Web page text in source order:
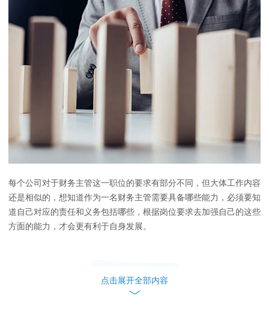
每个公司对于财务主管这一职位的要求有部分不同，但大体工作内容
还是相似的，想知道作为一名财务主管需要具备哪些能力，必须要知
道自己对应的责任和义务包括哪些，根据岗位要求去加强自己的这些
方面的能力，才会更有利于自身发展。
财会专业知识
点击展开全部内容